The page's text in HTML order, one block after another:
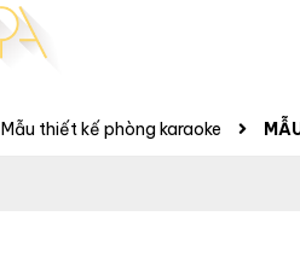
Mẫu thiết kế phòng karaoke